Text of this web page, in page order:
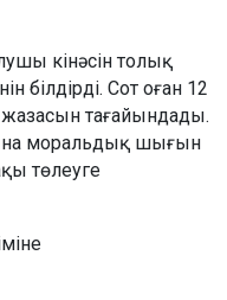
кінәсін толық
білдірді. Сот оған 12
тағайындады.
моральдық шығын
төлеуге